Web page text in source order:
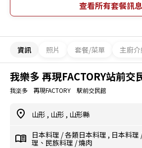
查看所有套餐訊息
資訊 照片 套餐/菜單 主廚介
我樂多 再現FACTORY站前交
我楽多 再現FACTORY 駅前交民館
山形 , 山形 , 山形縣
日本料理 /各類日本料理 , 日本料理
理、民族料理 /燒肉